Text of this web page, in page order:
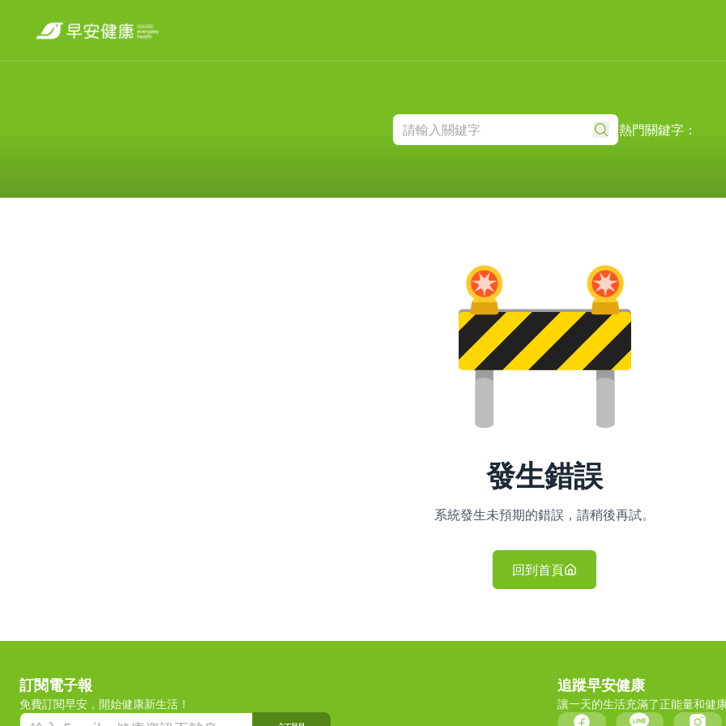
熱門關鍵字：
發生錯誤
系統發生未預期的錯誤，請稍後再試。
回到首頁
訂閱電子報
免費訂閱早安，開始健康新生活！
追蹤早安健康
讓一天的生活充滿了正能量和健